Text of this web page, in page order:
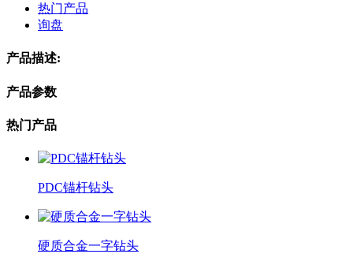
热门产品
询盘
产品描述:
产品参数
热门产品
PDC锚杆钻头
硬质合金一字钻头